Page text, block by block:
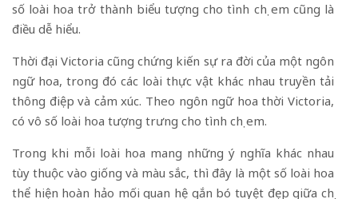
số loài hoa trở thành biểu tượng cho tình chị em cũng là
điều dễ hiểu.
Thời đại Victoria cũng chứng kiến ​​sự ra đời của một ngôn
ngữ hoa, trong đó các loài thực vật khác nhau truyền tải
thông điệp và cảm xúc. Theo ngôn ngữ hoa thời Victoria,
có vô số loài hoa tượng trưng cho tình chị em.
Trong khi mỗi loài hoa mang những ý nghĩa khác nhau
tùy thuộc vào giống và màu sắc, thì đây là một số loài hoa
thể hiện hoàn hảo mối quan hệ gắn bó tuyệt đẹp giữa chị